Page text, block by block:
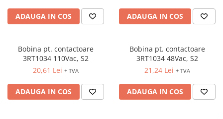
Diferential RCCB tip AC
Diferential RCBO curba B tip A
Diferential RCBO curba C tip A
Diferential RCBO curba B tip AC
Diferential RCBO curba C tip AC
Aparataj modular divers
ADAUGA IN COS ADAUGA IN COS
Bobina pt. contactoare
3RT1034 110Vac, S2
20,61 Lei + TVA
ADAUGA IN COS
Bobina pt. contactoare
3RT1034 48Vac, S2
21,24 Lei + TVA
ADAUGA IN COS